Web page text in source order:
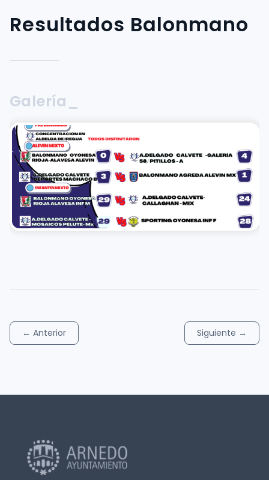
Resultados Balonmano
Galería_
← Anterior Siguiente →